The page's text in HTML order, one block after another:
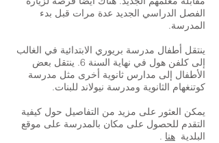
الفصل الدراسي الجديد عدة مرات قبل بدء
المدرسة.
ينتقل أطفال مدرسة بريوري الابتدائية في الغالب
إلى كلفن هول في نهاية السنة 6. ينتقل بعض
الأطفال إلى مدارس ثانوية أخرى مثل مدرسة
كوتنغهام الثانوية ومدرسة نيولاند للبنات.
يمكن العثور على مزيد من التفاصيل حول كيفية
التقدم للحصول على مكان بالمدرسة على موقع
البلدية هنا .